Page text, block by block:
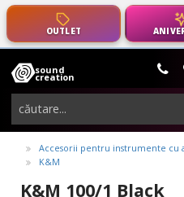
OUTLET
sound
creation
instrumente
muzicale,
echipamente
pro-
audio
Accesorii pentru instrumente cu
K&M
K&M 100/1 Black